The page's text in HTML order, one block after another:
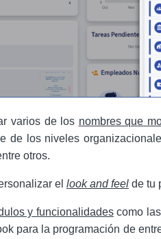
varios de los nombres que
de los niveles
otros.
el look and feelde tu
y funcionalidadescomo
para la programación de